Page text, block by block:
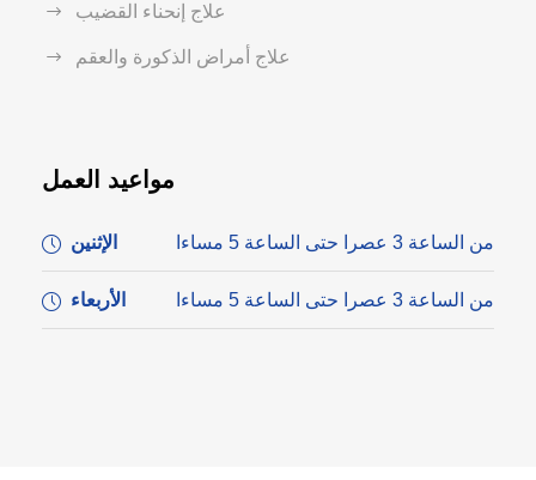
علاج إنحناء القضيب
علاج أمراض الذكورة والعقم
مواعيد العمل
الإثنين من الساعة 3 عصرا حتى الساعة 5 مساءا
الأربعاء من الساعة 3 عصرا حتى الساعة 5 مساءا